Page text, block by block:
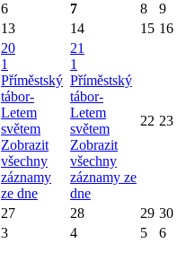
6 7 8
9
13 14 15 16
20
1
Příměstský
tábor-
Letem
světem
Zobrazit
všechny
záznamy
ze dne
21
1
Příměstský
tábor-
Letem
světem
Zobrazit
všechny
záznamy ze
dne
22 23
27 28 29 30
3 4 5 6